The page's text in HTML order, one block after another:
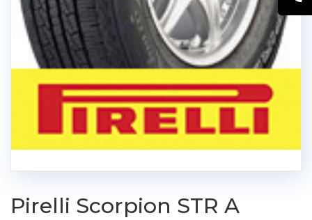
Pirelli Scorpion STR A